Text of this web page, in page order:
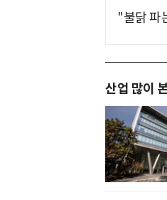
"불닭 파
산업 많이